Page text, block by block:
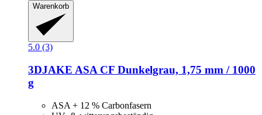
Warenkorb
5.0 (3)
3DJAKE ASA CF Dunkelgrau, 1,75 mm / 1000
g
ASA + 12 % Carbonfasern